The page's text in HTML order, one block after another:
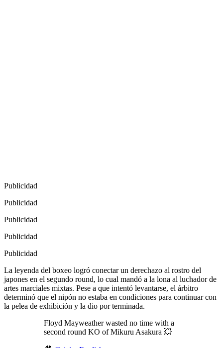
Publicidad
Publicidad
Publicidad
Publicidad
Publicidad
La leyenda del boxeo logró conectar un derechazo al rostro del
japones en el segundo round, lo cual mandó a la lona al luchador de
artes marciales mixtas. Pese a que intentó levantarse, el árbitro
determinó que el nipón no estaba en condiciones para continuar con
la pelea de exhibición y la dio por terminada.
Floyd Mayweather wasted no time with a
second round KO of Mikuru Asakura 💥